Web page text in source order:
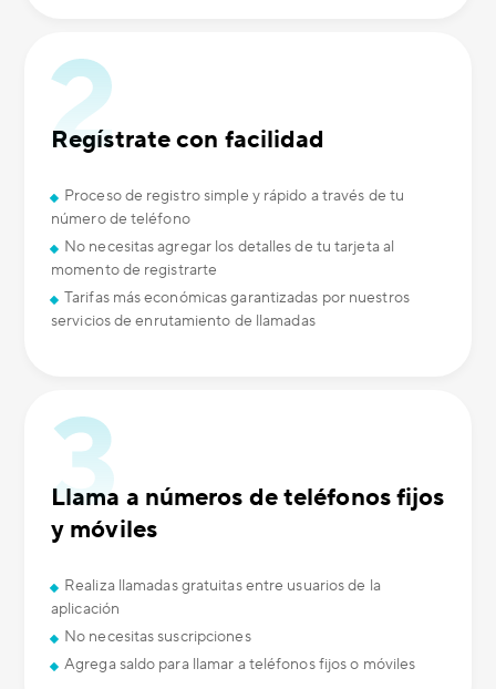
Regístrate con facilidad
Proceso de registro simple y rápido a través de tu
número de teléfono
No necesitas agregar los detalles de tu tarjeta al
momento de registrarte
Tarifas más económicas garantizadas por nuestros
servicios de enrutamiento de llamadas
Llama a números de teléfonos fijos
y móviles
Realiza llamadas gratuitas entre usuarios de la
aplicación
No necesitas suscripciones
Agrega saldo para llamar a teléfonos fijos o móviles